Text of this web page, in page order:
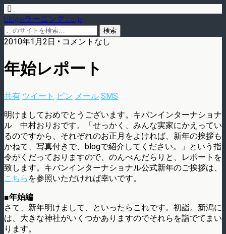
blog.eラーニング.co.jp
2010年1月2日 • コメントなし
年始レポート
共有 ツイート ピン メール SMS
明けましておめでとうございます。キバンインターナショナ
ル 中村おりおです。「せっかく、みんな実家にかえってい
るのですから、それぞれのお正月をよければ、新年の挨拶も
かねて、写真付きで、blogで紹介してください。」という指
令がくだっておりますので、のんべんだらりと、レポートを
致します。キバンインターナショナル公式新年のご挨拶は、
こちら を参照いただければ幸いです。
■年始編
さて、新年明けまして、といったらこれです。初詣。新潟に
は、大きな神社がいくつかありますのでそれらを詣でてまい
ります。